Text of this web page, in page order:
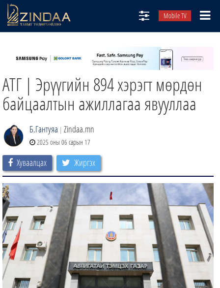
Mobile TV
ТВ8
ӨГЛӨӨНИЙ СОНИН
АУДИО ЗОХИОЛ
ЗИНДАА СЭТГҮҮЛ
АТГ | Эрүүгийн 894 хэрэгт мөрдөн
байцаалтын ажиллагаа явууллаа
Б.Гантуяа | Zindaa.mn
2025 оны 06 сарын 17
Хуваалцах Жиргэх